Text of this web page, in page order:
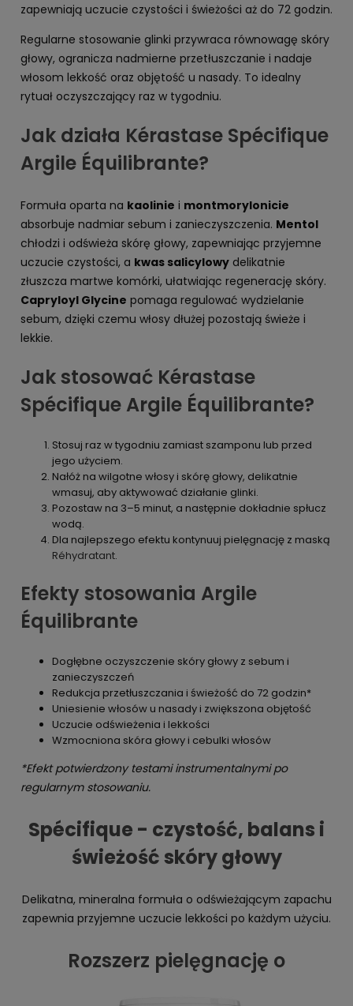
zapewniają uczucie czystości i świeżości aż do 72 godzin.
Regularne stosowanie glinki przywraca równowagę skóry
głowy, ogranicza nadmierne przetłuszczanie i nadaje
włosom lekkość oraz objętość u nasady. To idealny
rytuał oczyszczający raz w tygodniu.
Jak działa Kérastase Spécifique
Argile Équilibrante?
Formuła oparta na kaolinie i montmorylonicie
absorbuje nadmiar sebum i zanieczyszczenia. Mentol
chłodzi i odświeża skórę głowy, zapewniając przyjemne
uczucie czystości, a kwas salicylowy delikatnie
złuszcza martwe komórki, ułatwiając regenerację skóry.
Capryloyl Glycine pomaga regulować wydzielanie
sebum, dzięki czemu włosy dłużej pozostają świeże i
lekkie.
Jak stosować Kérastase
Spécifique Argile Équilibrante?
Stosuj raz w tygodniu zamiast szamponu lub przed
jego użyciem.
Nałóż na wilgotne włosy i skórę głowy, delikatnie
wmasuj, aby aktywować działanie glinki.
Pozostaw na 3–5 minut, a następnie dokładnie spłucz
wodą.
Dla najlepszego efektu kontynuuj pielęgnację z maską
Réhydratant.
Efekty stosowania Argile
Équilibrante
Dogłębne oczyszczenie skóry głowy z sebum i
zanieczyszczeń
Redukcja przetłuszczania i świeżość do 72 godzin*
Uniesienie włosów u nasady i zwiększona objętość
Uczucie odświeżenia i lekkości
Wzmocniona skóra głowy i cebulki włosów
*Efekt potwierdzony testami instrumentalnymi po
regularnym stosowaniu.
Spécifique - czystość, balans i
świeżość skóry głowy
Delikatna, mineralna formuła o odświeżającym zapachu
zapewnia przyjemne uczucie lekkości po każdym użyciu.
Rozszerz pielęgnację o